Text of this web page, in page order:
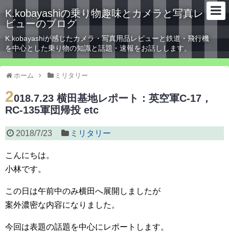
K.kobayashiの乗り物趣味とカメラと写真レ
ビューのブログ
K.kobayashiが感じたカメラ・写真用品レビューと鉄道・飛行機
を中心とした乗り物の知識と話題・速報をお話しします。
ホーム ミリタリー
2018.7.23 横田基地レポート：英空軍C-17，
RC-135軍団帰投 etc
2018/7/23 ミリタリー
こんにちは。
小林です。
この日は午前中のみ横田へ展開しましたが
案外濃密な内容になりました。
今回は表題の話題を中心にレポートします。